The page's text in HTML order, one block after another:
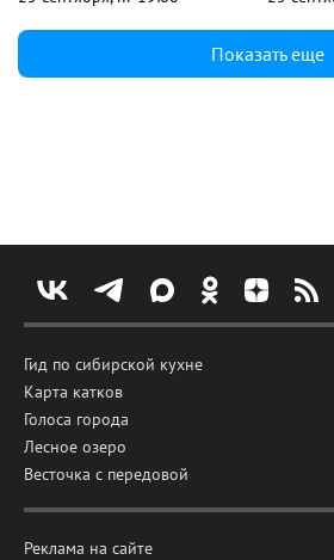
Показать еще
Гид по сибирской кухне
Карта катков
Голоса города
Лесное озеро
Весточка с передовой
Реклама на сайте